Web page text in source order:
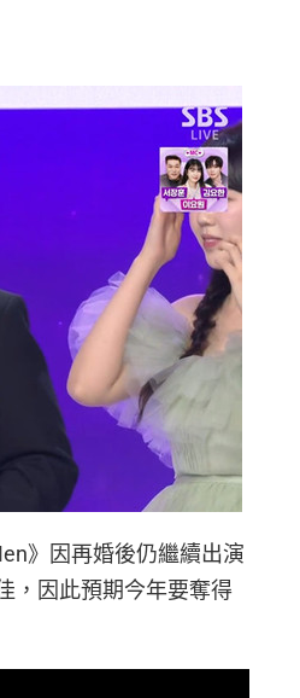
》因再婚後仍繼續出演
，因此預期今年要奪得